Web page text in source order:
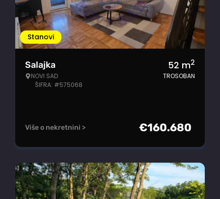
Stanovi
Salajka
NOVI SAD
ŠIFRA: #575068
52 m2
TROSOBAN
Više o nekretnini > €160.680